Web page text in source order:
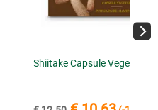
Shiitake Capsule Vegetali